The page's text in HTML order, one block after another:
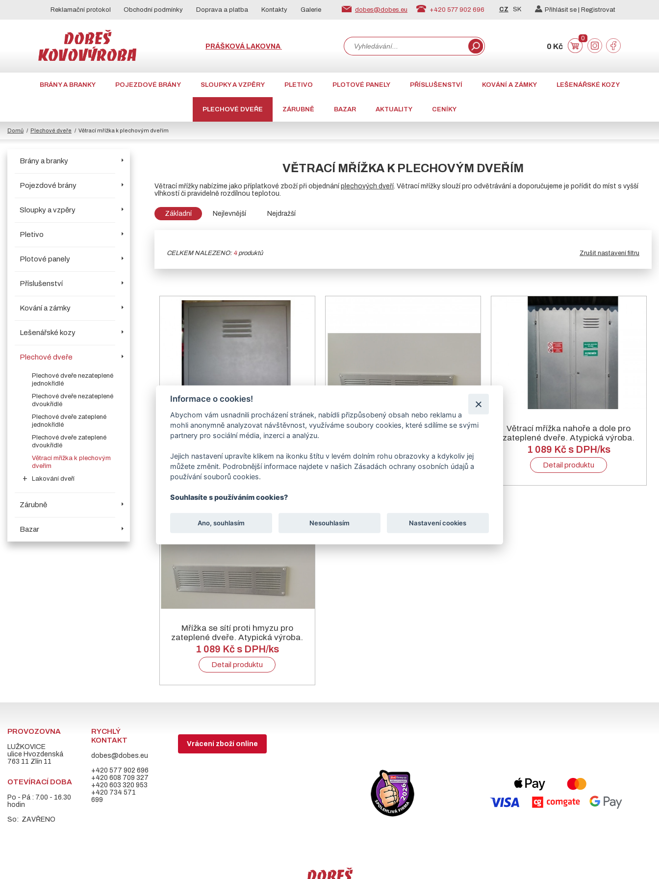
Reklamační protokol Obchodní podmínky Doprava a platba Kontakty Galerie dobes@dobes.eu +420 577 902 696 CZ SK Přihlásit se | Registrovat
PRÁŠKOVÁ LAKOVNA 0 Kč
0
BRÁNY A BRANKY POJEZDOVÉ BRÁNY SLOUPKY A VZPĚRY PLETIVO PLOTOVÉ PANELY PŘÍSLUŠENSTVÍ KOVÁNÍ A ZÁMKY LEŠENÁŘSKÉ KOZY
PLECHOVÉ DVEŘE ZÁRUBNĚ BAZAR AKTUALITY CENÍKY
Domů Plechové dveře Větrací mřížka k plechovým dveřím
Brány a branky
Pojezdové brány
Sloupky a vzpěry
Pletivo
Plotové panely
Příslušenství
Kování a zámky
Lešenářské kozy
Plechové dveře
Plechové dveře nezateplené
jednokřídlé
Plechové dveře nezateplené
dvoukřídlé
Plechové dveře zateplené
jednokřídlé
Plechové dveře zateplené
dvoukřídlé
Větrací mřížka k plechovým
dveřím
Lakování dveří
Zárubně
Bazar
VĚTRACÍ MŘÍŽKA K PLECHOVÝM DVEŘÍM
Větrací mřížky nabízíme jako příplatkové zboží při objednání plechových dveří. Větrací mřížky slouží pro odvětrávání a doporučujeme je pořídit do míst s vyšší
vlhkostí či pravidelně rozdílnou teplotou.
Základní Nejlevnější Nejdražší
CELKEM NALEZENO: 4produktů Zrušit nastavení filtru
Větrací mřížka nahoře a dole pro
nezateplené dveře. Atypická
Detail produktu
Mřížka proti hmyzu pro nezateplené
Detail produktu
Větrací mřížka nahoře a dole pro
zateplené dveře. Atypická výroba.
1 089 Kč s DPH/ks
Detail produktu
Mřížka se sítí proti hmyzu pro
zateplené dveře. Atypická výroba.
1 089 Kč s DPH/ks
Detail produktu
PROVOZOVNA
LUŽKOVICE
ulice Hvozdenská
763 11 Zlín 11
OTEVÍRACÍ DOBA
Po - Pá : 7.00 - 16.30
hodin
So: ZAVŘENO
RYCHLÝ
KONTAKT
dobes@dobes.eu
+420 577 902 696
+420 608 709 327
+420 603 320 953
+420 734 571
699
Vrácení zboží online
Informace o cookies!
Abychom vám usnadnili procházení stránek, nabídli přizpůsobený obsah nebo reklamu a
mohli anonymně analyzovat návštěvnost, využíváme soubory cookies, které sdílíme se svými
partnery pro sociální média, inzerci a analýzu.
Jejich nastavení upravíte klikem na ikonku štítu v levém dolním rohu obrazovky a kdykoliv jej
můžete změnit. Podrobnější informace najdete v našich Zásadách ochrany osobních údajů a
používání souborů cookies.
Souhlasíte s používáním cookies?
Ano, souhlasím Nesouhlasím Nastavení cookies